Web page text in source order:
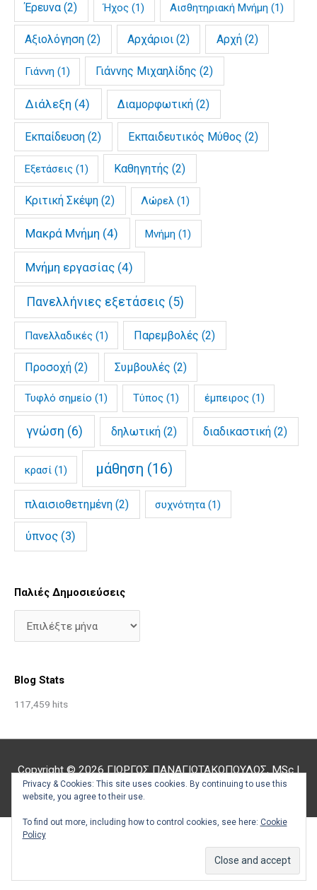
Έρευνα(2) Ήχος (1) Αισθητηριακή Μνήμη (1)
Αξιολόγηση (2) Αρχάριοι (2) Αρχή(2)
Γιάννη (1) Γιάννης Μιχαηλίδης (2)
Διάλεξη (4) Διαμορφωτική (2)
Εκπαίδευση (2) Εκπαιδευτικός Μύθος (2)
Εξετάσεις(1) Καθηγητής (2)
Κριτική Σκέψη (2) Λώρελ (1)
Μακρά Μνήμη (4) Μνήμη (1)
Μνήμη εργασίας (4)
Πανελλήνιες εξετάσεις (5)
Πανελλαδικές(1) Παρεμβολές (2)
Προσοχή (2) Συμβουλές (2)
Τυφλό σημείο (1) Τύπος(1) έμπειρος(1)
γνώση (6) δηλωτική(2) διαδικαστική (2)
κρασί(1) μάθηση (16)
πλαισιοθετημένη (2) συχνότητα (1)
ύπνος(3)
Παλιές Δημοσιεύσεις
Blog Stats
117,459 hits
Copyright © 2026ΓΙΩΡΓΟΣ ΠΑΝΑΓΙΩΤΑΚΟΠΟΥΛΟΣ, MSc|
Υποστήριξη απόAstra Θέμα WordPress
Privacy & Cookies: This site uses cookies. By continuing to use this
website, you agree to their use.
To find out more, including how to control cookies, see here: Cookie
Policy